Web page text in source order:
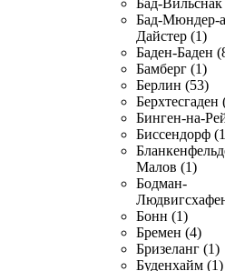
Бад-Вильснак
Бад-Мюндер-
Дайстер (1)
Баден-Баден
Бамберг (1)
Берлин (53)
Берхтесгаден
Бинген-на-
Биссендорф
Малов (1)
Бодман-
Бонн (1)
Бремен (4)
Бризеланг (1)
Буденхайм (1)